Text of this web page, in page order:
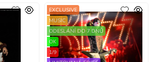
EXCLUSIVE
MUSIC
ODESLÁNÍ DO 7 DNŮ
OK
1/9